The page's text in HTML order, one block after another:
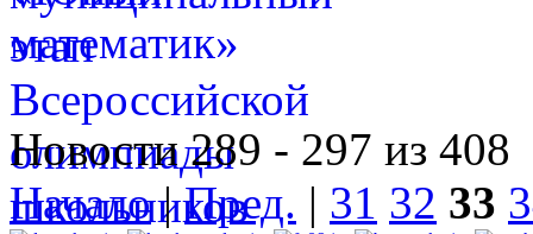
Новости 289 - 297 из 408
Начало|Пред. | 31 32 33